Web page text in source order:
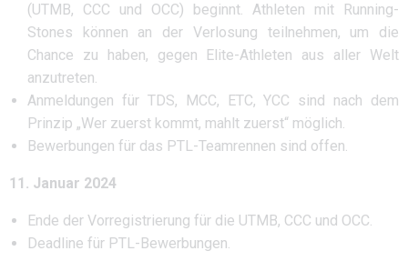
(UTMB, CCC und OCC) beginnt. Athleten mit Running-
Stones können an der Verlosung teilnehmen, um die
Chance zu haben, gegen Elite-Athleten aus aller Welt
anzutreten.
Anmeldungen für TDS, MCC, ETC, YCC sind nach dem
Prinzip „Wer zuerst kommt, mahlt zuerst“ möglich.
Bewerbungen für das PTL-Teamrennen sind offen.
11. Januar 2024
Ende der Vorregistrierung für die UTMB, CCC und OCC.
Deadline für PTL-Bewerbungen.